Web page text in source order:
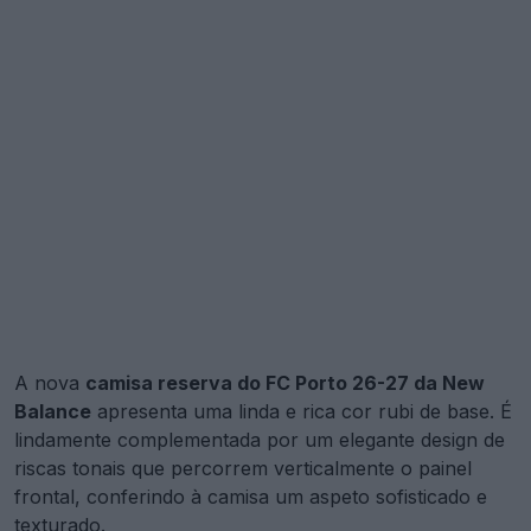
A nova camisa reserva do FC Porto 26-27 da New
Balance apresenta uma linda e rica cor rubi de base. É
lindamente complementada por um elegante design de
riscas tonais que percorrem verticalmente o painel
frontal, conferindo à camisa um aspeto sofisticado e
texturado.